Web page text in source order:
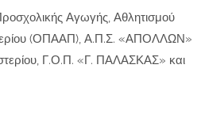
Αγωγής, Αθλητισμού
(ΟΠΑΑΠ), Α.Π.Σ. «ΑΠΟΛΛΩΝ»
Γ.Ο.Π. «Γ. ΠΑΛΑΣΚΑΣ» και